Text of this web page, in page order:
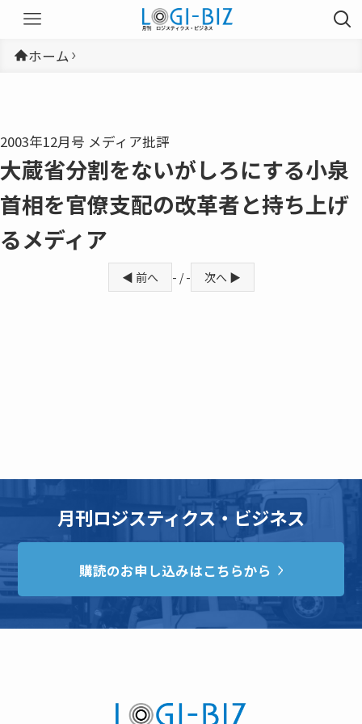
ホーム
2003年12月号 メディア批評
大蔵省分割をないがしろにする小泉
首相を官僚支配の改革者と持ち上げ
るメディア
◀ 前へ - / - 次へ ▶
月刊ロジスティクス・ビジネス
購読のお申し込みはこちらから